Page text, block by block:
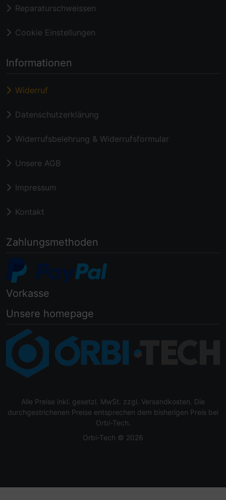
Reparaturschweissen
Cookie Einstellungen
Informationen
Widerruf
Datenschutzerklärung
Widerrufsbelehrung & Widerrufsformular
Unsere AGB
Impressum
Kontakt
Zahlungsmethoden
Vorkasse
Unsere homepage
Alle Preise inkl. gesetzl. MwSt. zzgl. Versandkosten. Die
durchgestrichenen Preise entsprechen dem bisherigen Preis bei
Orbi-Tech.
Orbi-Tech © 2026